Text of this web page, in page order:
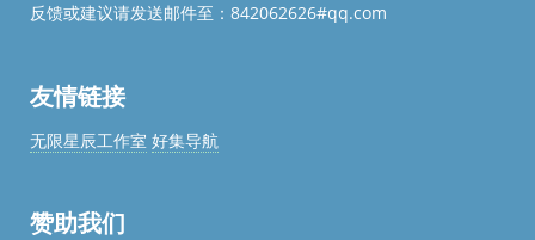
反馈或建议请发送邮件至：842062626#qq.com
友情链接
无限星辰工作室 好集导航
赞助我们